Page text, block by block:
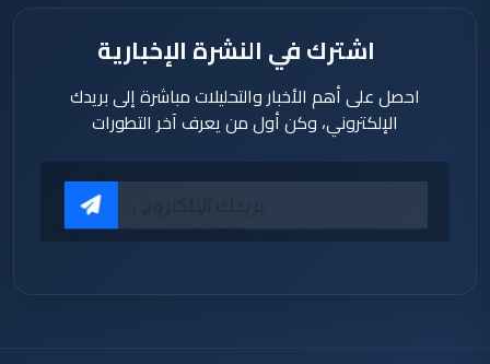
اشترك في النشرة الإخبارية
احصل على أهم الأخبار والتحليلات مباشرة إلى بريدك
الإلكتروني، وكن أول من يعرف آخر التطورات